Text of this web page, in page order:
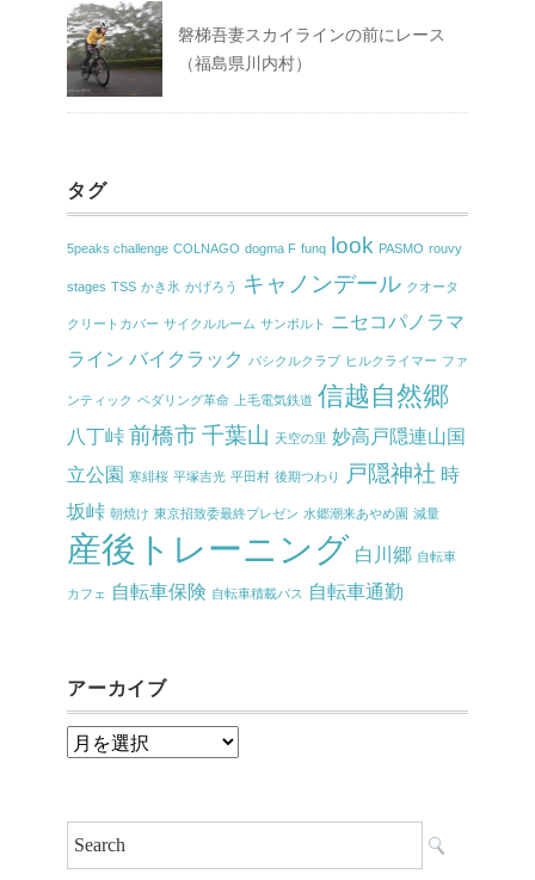
磐梯吾妻スカイラインの前にレース
（福島県川内村）
タグ
5peaks challenge COLNAGO dogma F funq look PASMO rouvy
stages TSS かき氷 かげろう キャノンデール クオータ
クリートカバー サイクルルーム サンボルト ニセコパノラマ
ライン バイクラック バシクルクラブ ヒルクライマー ファ
ンティック ペダリング革命 上毛電気鉄道 信越自然郷
八丁峠 前橋市千葉山 天空の里 妙高戸隠連山国
立公園 寒緋桜 平塚吉光 平田村 後期つわり 戸隠神社 時
坂峠 朝焼け 東京招致委最終プレゼン 水郷潮来あやめ園 減量
産後トレーニング 白川郷 自転車
カフェ 自転車保険 自転車積載バス 自転車通勤
アーカイブ
ア
イ